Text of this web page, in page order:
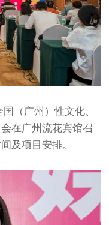
（广州）性文化、
在广州流花宾馆召
及项目安排。